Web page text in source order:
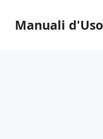
contenuto
Manuali